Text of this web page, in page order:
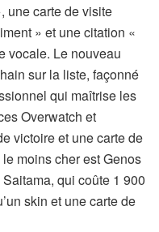
une carte de visite
» et une citation «
vocale. Le nouveau
sur la liste, façonné
qui maîtrise les
Overwatch et
victoire et une carte de
moins cher est Genos
qui coûte 1 900
skin et une carte de